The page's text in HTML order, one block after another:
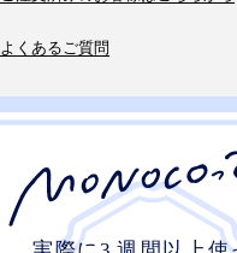
よくあるご質問